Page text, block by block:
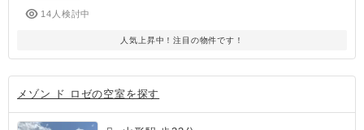
14人検討中
人気上昇中！注目の物件です！
メゾン ド ロゼの空室を探す